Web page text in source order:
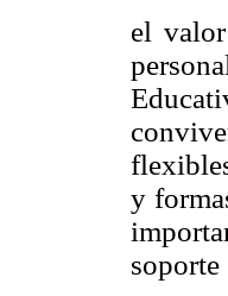
el
y
soporte